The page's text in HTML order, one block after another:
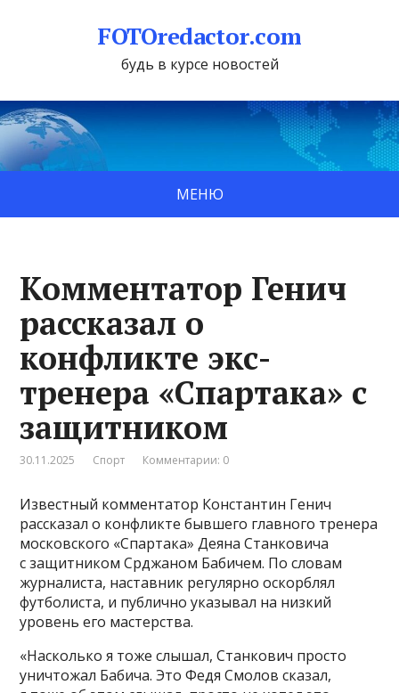
FOTOredactor.com
будь в курсе новостей
МЕНЮ
Комментатор Генич
рассказал о
конфликте экс-
тренера «Спартака» с
защитником
30.11.2025 Спорт Комментарии: 0
Известный комментатор Константин Генич
рассказал о конфликте бывшего главного тренера
московского «Спартака» Деяна Станковича
с защитником Срджаном Бабичем. По словам
журналиста, наставник регулярно оскорблял
футболиста, и публично указывал на низкий
уровень его мастерства.
«Насколько я тоже слышал, Станкович просто
уничтожал Бабича. Это Федя Смолов сказал,